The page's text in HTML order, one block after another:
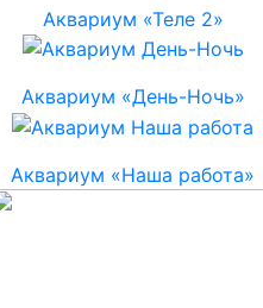
Аквариум «Теле 2»
Аквариум «День-Ночь»
Аквариум «Наша работа»